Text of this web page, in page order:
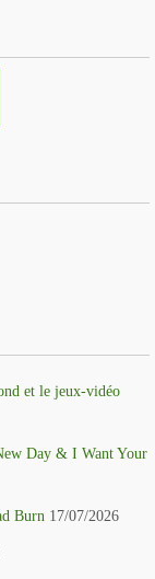
et le jeux-vidéo
Day & I Want Your
Burn 17/07/2026